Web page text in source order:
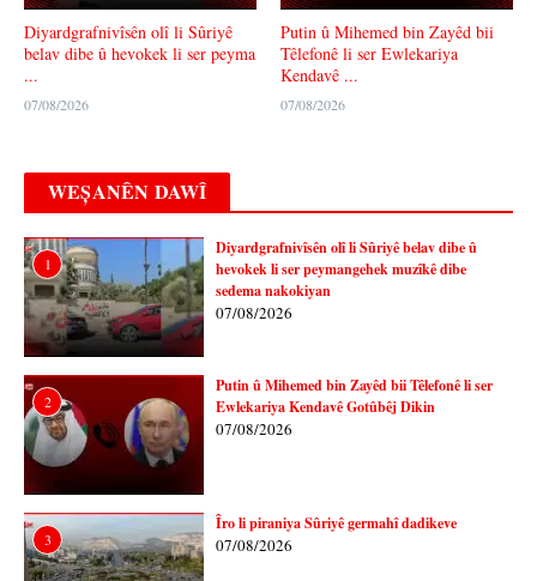
Diyardgrafnivîsên olî li Sûriyê
belav dibe û hevokek li ser peyma
...
07/08/2026
Putin û Mihemed bin Zayêd bii
Têlefonê li ser Ewlekariya
Kendavê ...
07/08/2026
WEȘANÊN DAWÎ
1
Diyardgrafnivîsên olî li Sûriyê belav dibe û
hevokek li ser peymangehek muzîkê dibe
sedema nakokiyan
07/08/2026
2
Putin û Mihemed bin Zayêd bii Têlefonê li ser
Ewlekariya Kendavê Gotûbêj Dikin
07/08/2026
3
Îro li piraniya Sûriyê germahî dadikeve
07/08/2026